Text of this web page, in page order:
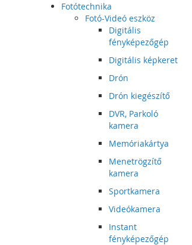
Fotótechnika
Fotó-Videó eszköz
Digitális
fényképezőgép
Digitális képkeret
Drón
Drón kiegészítő
DVR, Parkoló
kamera
Memóriakártya
Menetrögzítő
kamera
Sportkamera
Videókamera
Instant
fényképezőgép